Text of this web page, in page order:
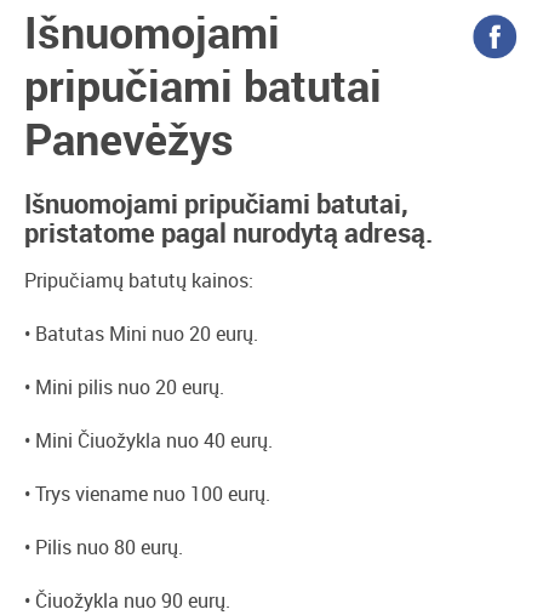
Išnuomojami
pripučiami batutai
Panevėžys
Išnuomojami pripučiami batutai,
pristatome pagal nurodytą adresą.
Pripučiamų batutų kainos:
• Batutas Mini nuo 20 eurų.
• Mini pilis nuo 20 eurų.
• Mini Čiuožykla nuo 40 eurų.
• Trys viename nuo 100 eurų.
• Pilis nuo 80 eurų.
• Čiuožykla nuo 90 eurų.